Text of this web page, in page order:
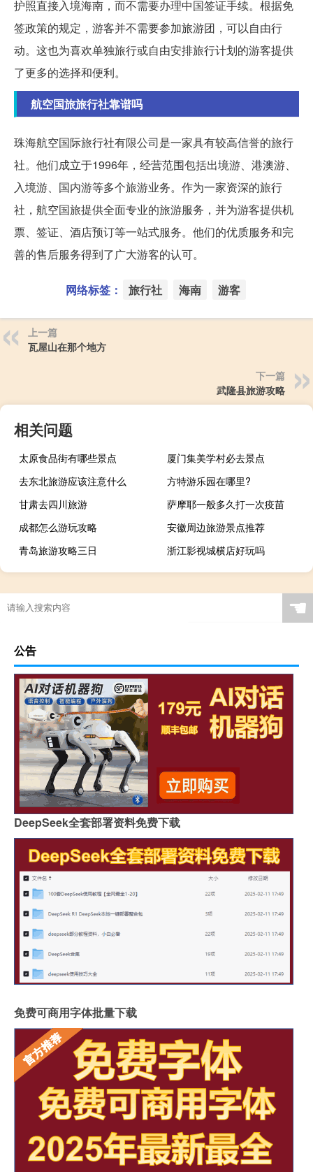
护照直接入境海南，而不需要办理中国签证手续。根据免
签政策的规定，游客并不需要参加旅游团，可以自由行
动。这也为喜欢单独旅行或自由安排旅行计划的游客提供
了更多的选择和便利。
航空国旅旅行社靠谱吗
珠海航空国际旅行社有限公司是一家具有较高信誉的旅行
社。他们成立于1996年，经营范围包括出境游、港澳游、
入境游、国内游等多个旅游业务。作为一家资深的旅行
社，航空国旅提供全面专业的旅游服务，并为游客提供机
票、签证、酒店预订等一站式服务。他们的优质服务和完
善的售后服务得到了广大游客的认可。
网络标签： 旅行社 海南 游客
上一篇
瓦屋山在那个地方
下一篇
武隆县旅游攻略
相关问题
太原食品街有哪些景点
厦门集美学村必去景点
去东北旅游应该注意什么
方特游乐园在哪里?
甘肃去四川旅游
萨摩耶一般多久打一次疫苗
成都怎么游玩攻略
安徽周边旅游景点推荐
青岛旅游攻略三日
浙江影视城横店好玩吗
☚
公告
DeepSeek全套部署资料免费下载
免费可商用字体批量下载